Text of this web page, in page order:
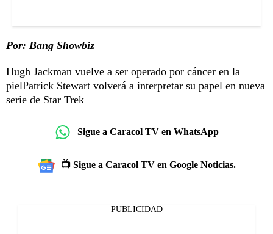
Por: Bang Showbiz
Hugh Jackman vuelve a ser operado por cáncer en la
pielPatrick Stewart volverá a interpretar su papel en nueva
serie de Star Trek
Sigue a Caracol TV en WhatsApp
📺 Sigue a Caracol TV en Google Noticias.
PUBLICIDAD